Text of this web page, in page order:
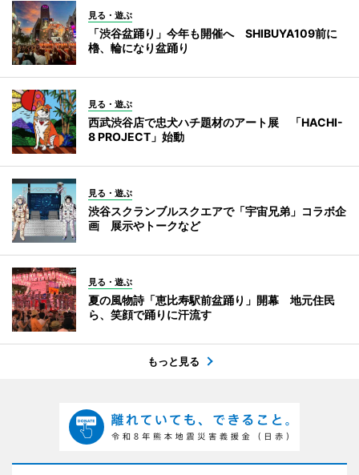
見る・遊ぶ
「渋谷盆踊り」今年も開催へ SHIBUYA109前に
櫓、輪になり盆踊り
見る・遊ぶ
西武渋谷店で忠犬ハチ題材のアート展 「HACHI-
8 PROJECT」始動
見る・遊ぶ
渋谷スクランブルスクエアで「宇宙兄弟」コラボ企
画 展示やトークなど
見る・遊ぶ
夏の風物詩「恵比寿駅前盆踊り」開幕 地元住民
ら、笑顔で踊りに汗流す
もっと見る